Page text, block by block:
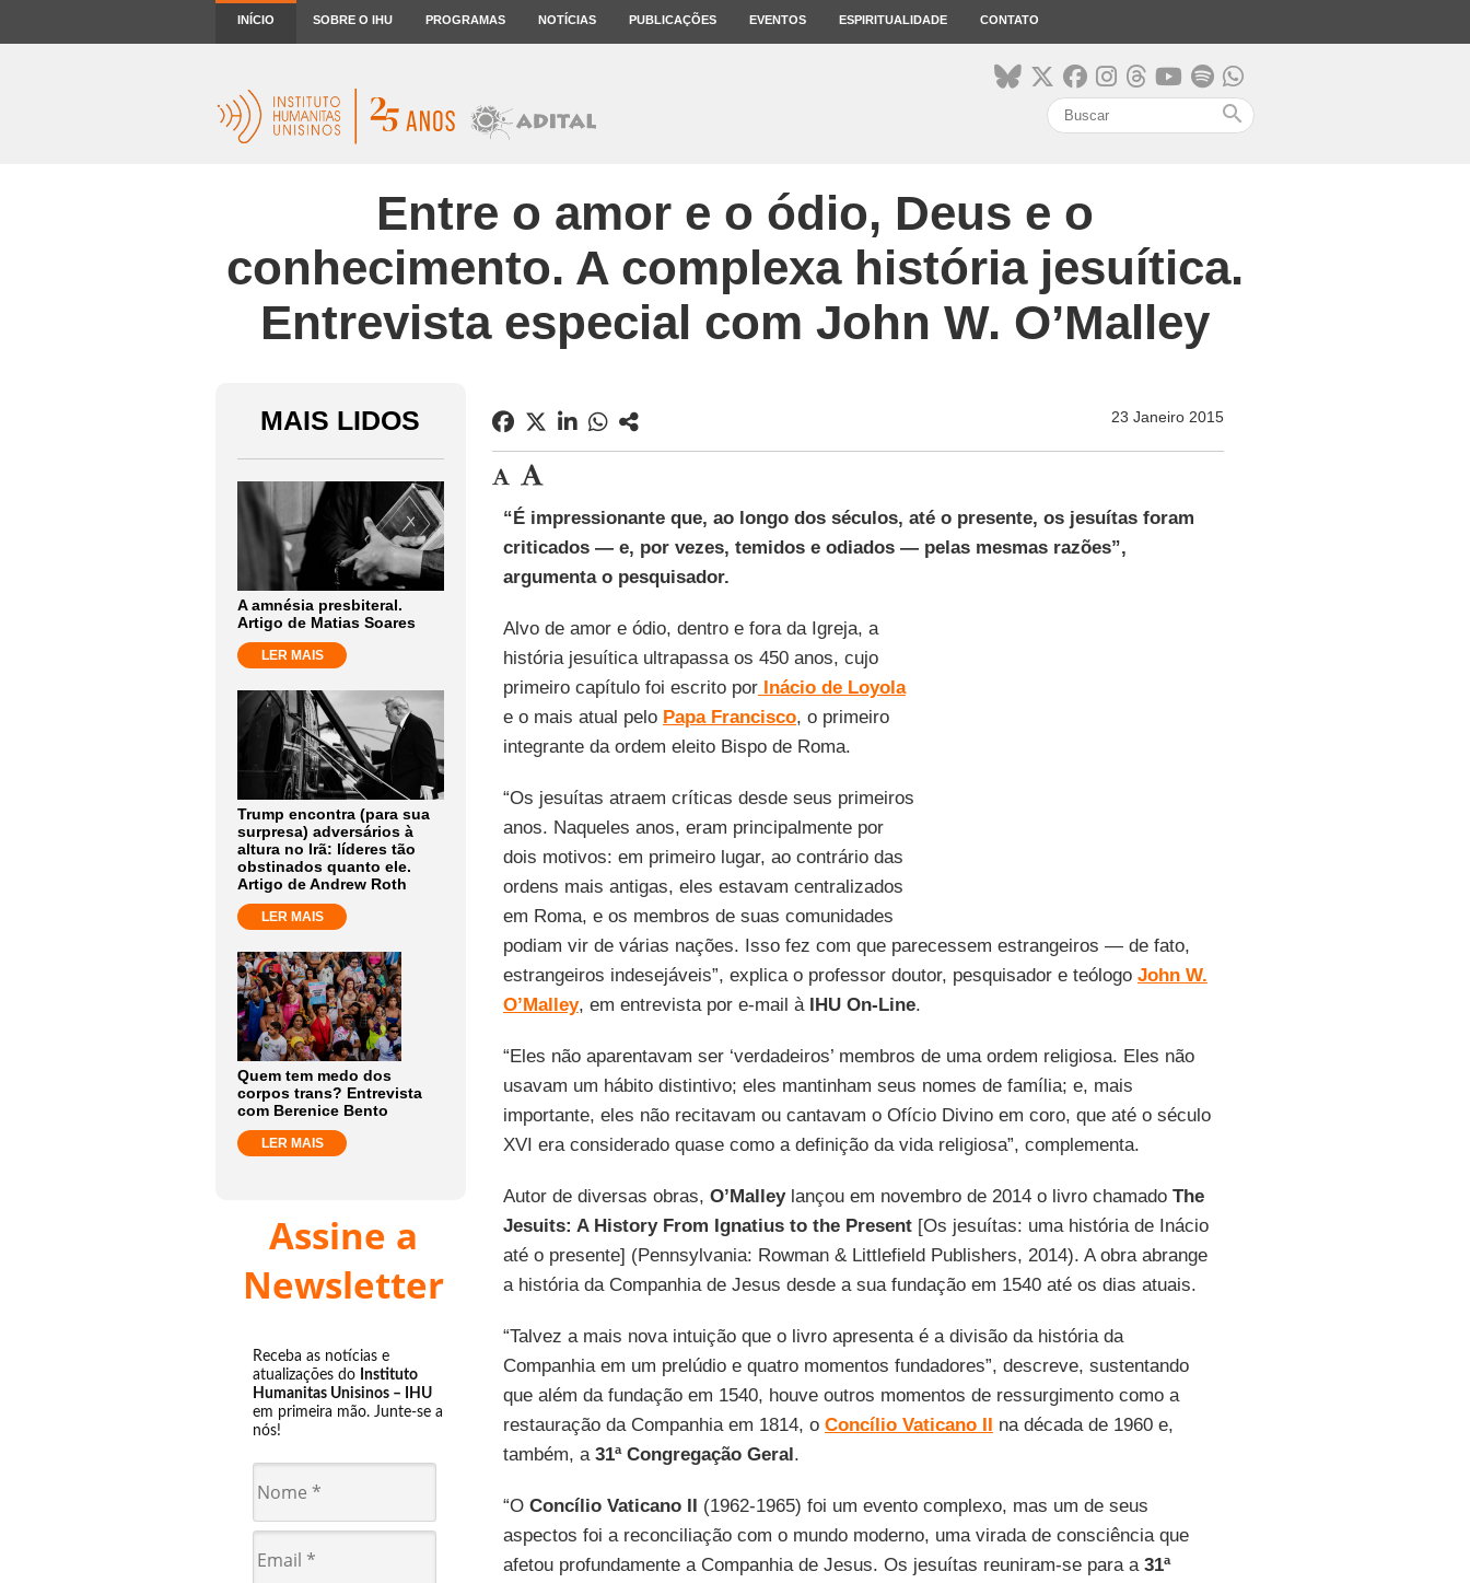
INÍCIO SOBRE O IHU PROGRAMAS NOTÍCIAS PUBLICAÇÕES EVENTOS ESPIRITUALIDADE CONTATO
search
Entre o amor e o ódio, Deus e o
conhecimento. A complexa história jesuítica.
Entrevista especial com John W. O’Malley
MAIS LIDOS
A amnésia presbiteral.
Artigo de Matias Soares
LER MAIS
Trump encontra (para sua
surpresa) adversários à
altura no Irã: líderes tão
obstinados quanto ele.
Artigo de Andrew Roth
LER MAIS
Quem tem medo dos
corpos trans? Entrevista
com Berenice Bento
LER MAIS
Assine a
Newsletter
Receba as notícias e
atualizações do Instituto
Humanitas Unisinos – IHU
em primeira mão. Junte-se a
nós!
23 Janeiro 2015
“É impressionante que, ao longo dos séculos, até o presente, os jesuítas foram
criticados — e, por vezes, temidos e odiados — pelas mesmas razões”,
argumenta o pesquisador.
Alvo de amor e ódio, dentro e fora da Igreja, a
história jesuítica ultrapassa os 450 anos, cujo
primeiro capítulo foi escrito por Inácio de Loyola
e o mais atual pelo Papa Francisco, o primeiro
integrante da ordem eleito Bispo de Roma.
“Os jesuítas atraem críticas desde seus primeiros
anos. Naqueles anos, eram principalmente por
dois motivos: em primeiro lugar, ao contrário das
ordens mais antigas, eles estavam centralizados
em Roma, e os membros de suas comunidades
podiam vir de várias nações. Isso fez com que parecessem estrangeiros — de fato,
estrangeiros indesejáveis”, explica o professor doutor, pesquisador e teólogo John W.
O’Malley, em entrevista por e-mail àIHU On-Line.
“Eles não aparentavam ser ‘verdadeiros’ membros de uma ordem religiosa. Eles não
usavam um hábito distintivo; eles mantinham seus nomes de família; e, mais
importante, eles não recitavam ou cantavam o Ofício Divino em coro, que até o século
XVI era considerado quase como a definição da vida religiosa”, complementa.
Autor de diversas obras, O’Malleylançou em novembro de 2014 o livro chamado The
Jesuits: A History From Ignatius to the Present[Os jesuítas: uma história de Inácio
até o presente] (Pennsylvania: Rowman & Littlefield Publishers, 2014). A obra abrange
a história da Companhia de Jesus desde a sua fundação em 1540 até os dias atuais.
“Talvez a mais nova intuição que o livro apresenta é a divisão da história da
Companhia em um prelúdio e quatro momentos fundadores”, descreve, sustentando
que além da fundação em 1540, houve outros momentos de ressurgimento como a
restauração da Companhia em 1814, o Concílio Vaticano II na década de 1960 e,
também, a 31ª Congregação Geral.
“O Concílio Vaticano II (1962-1965) foi um evento complexo, mas um de seus
aspectos foi a reconciliação com o mundo moderno, uma virada de consciência que
afetou profundamente a Companhia de Jesus. Os jesuítas reuniram-se para a 31ª